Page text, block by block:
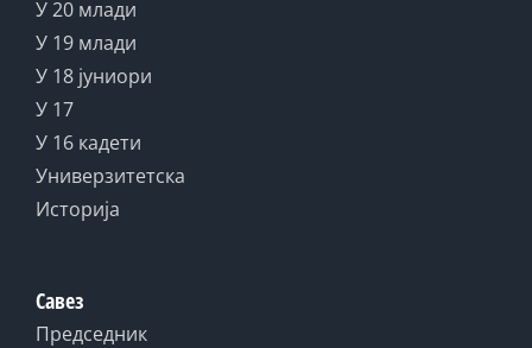
У 20 млади
У 19 млади
У 18 јуниори
У 17
У 16 кадети
Универзитетска
Историја
Савез
Председник